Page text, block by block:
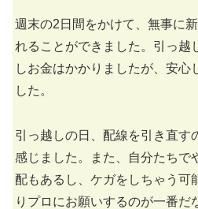
週末の2日間をかけて、無事に
れることができました。引っ越
しお金はかかりましたが、安心
した。
引っ越しの日、配線を引き直す
感じました。また、自分たちで
配もあるし、ケガをしちゃう可
りプロにお願いするのが一番だ